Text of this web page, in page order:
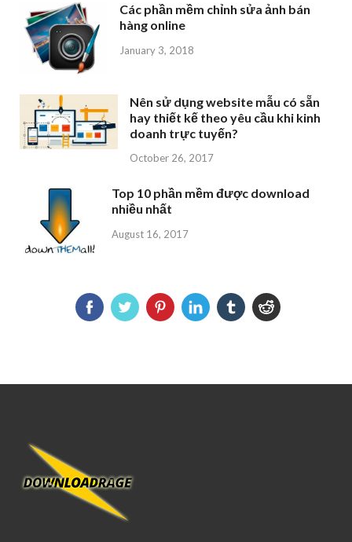
Các phần mềm chỉnh sửa ảnh bán
hàng online
January 3, 2018
Nên sử dụng website mẫu có sẵn
hay thiết kế theo yêu cầu khi kinh
doanh trực tuyến?
October 26, 2017
Top 10 phần mềm được download
nhiều nhất
August 16, 2017